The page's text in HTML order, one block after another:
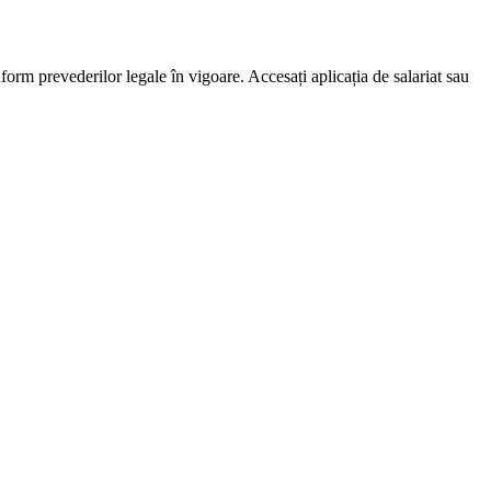
prevederilor legale în vigoare. Accesați aplicația de salariat sau